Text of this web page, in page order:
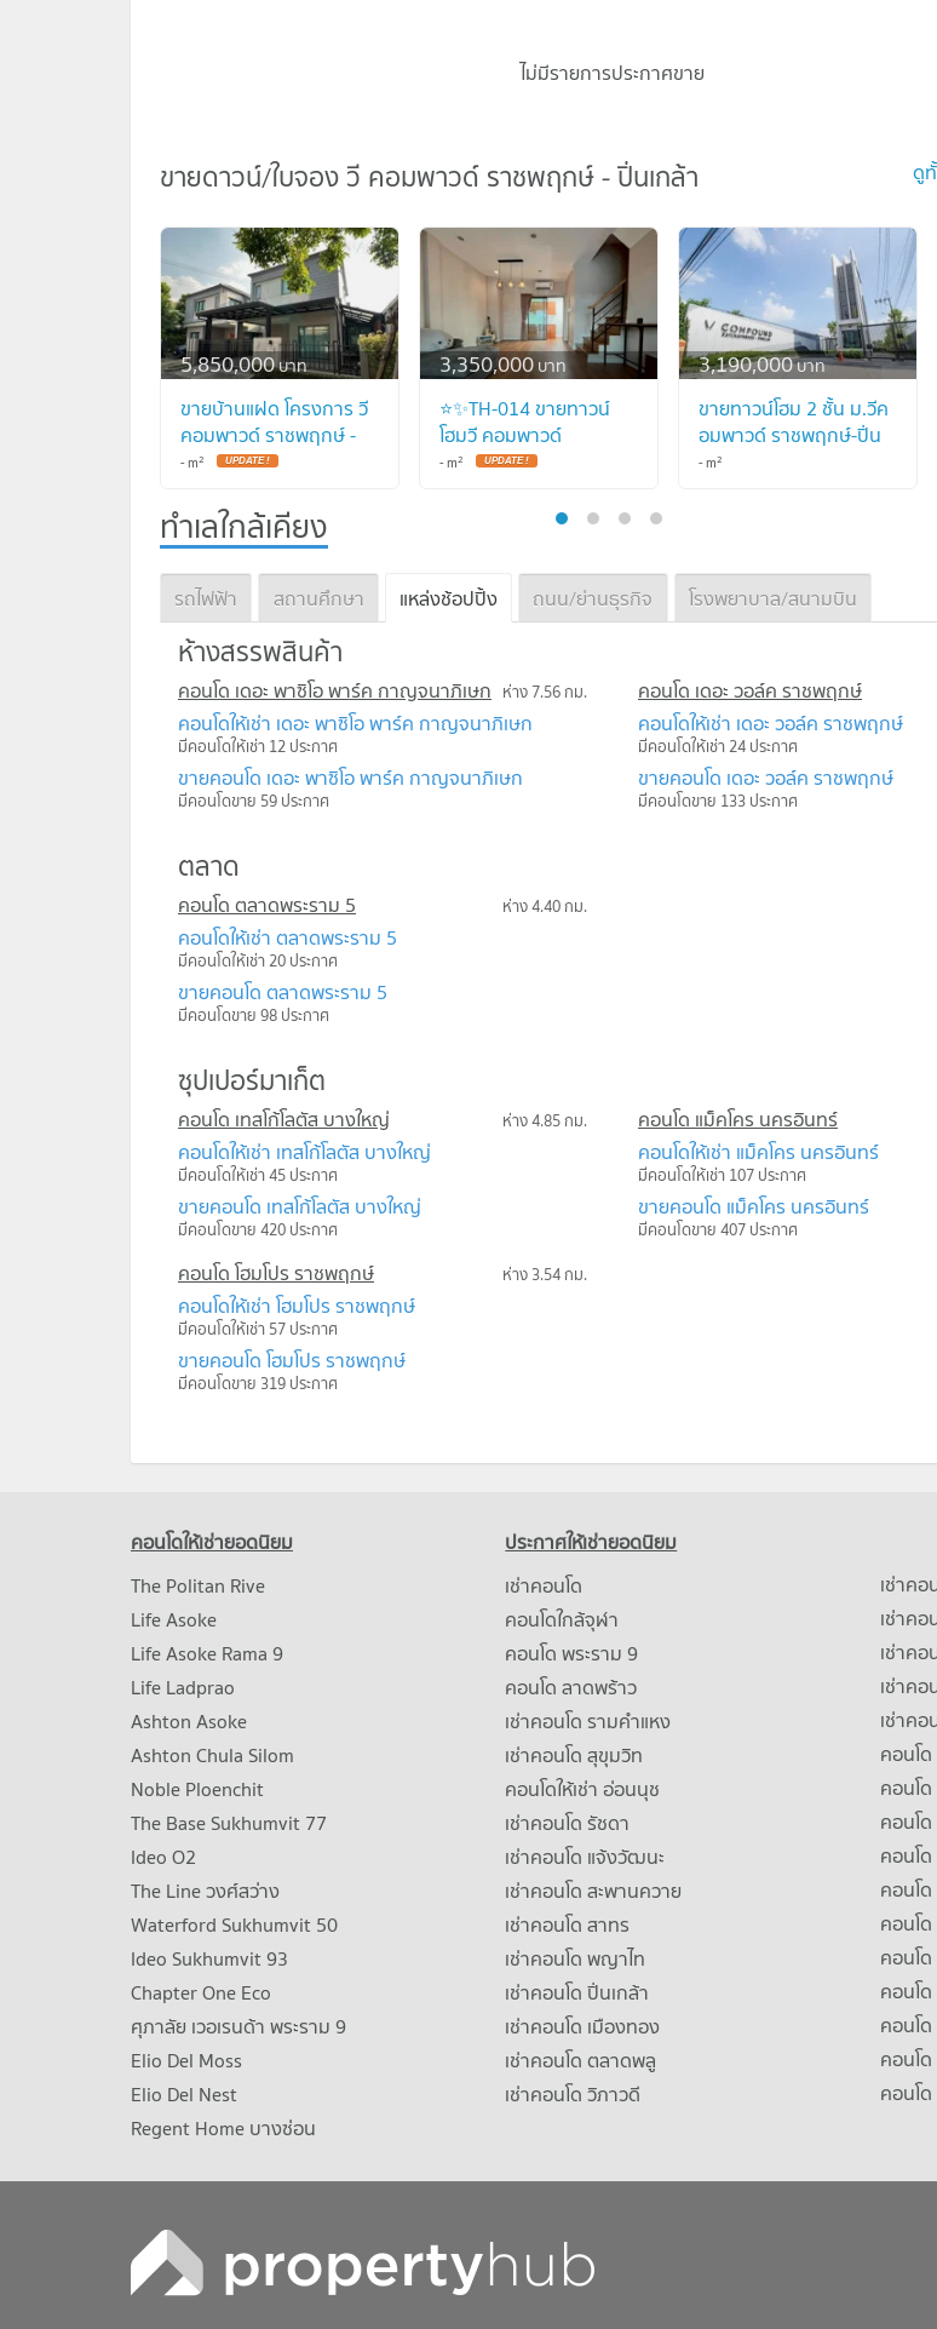
ไม่มีรายการประกาศขาย
ขายดาวน์/ใบจอง วี คอมพาวด์ ราชพฤกษ์ - ปิ่นเกล้า ดู
5,850,000บาท
ขายบ้านแฝด โครงการ วี
คอมพาวด์ ราชพฤกษ์ -
ปิ่นเกล้า 2 ชั้น 2 ห้องนอน
-m2
3,350,000บาท
⭐✨TH-014 ขายทาวน์
โฮมวี คอมพาวด์
ราชพฤกษ์ - ปิ่นเกล้า ( V
Ratchaphruek - Pinklao
-m2
3,190,000บาท
ขายทาวน์โฮม 2 ชั้น ม.วีค
อมพาวด์ ราชพฤกษ์-ปิ่น
เกล้า พร้อมอยู่
-m2
ทำเลใกล้เคียง
รถไฟฟ้า สถานศึกษา แหล่งช้อปปิ้ง ถนน/ย่านธุรกิจ โรงพยาบาล/สนามบิน
ห้างสรรพสินค้า
คอนโด เดอะ พาซิโอ พาร์ค กาญจนาภิเษก ห่าง 7.56 กม.
คอนโดให้เช่า เดอะ พาซิโอ พาร์ค กาญจนาภิเษก
มีคอนโดให้เช่า 12 ประกาศ
ขายคอนโด เดอะ พาซิโอ พาร์ค กาญจนาภิเษก
มีคอนโดขาย 59 ประกาศ
คอนโด เดอะ วอล์ค ราชพฤกษ์
คอนโดให้เช่า เดอะ วอล์ค ราชพฤกษ์
มีคอนโดให้เช่า 24 ประกาศ
ขายคอนโด เดอะ วอล์ค ราชพฤกษ์
มีคอนโดขาย 133 ประกาศ
ตลาด
คอนโด ตลาดพระราม 5 ห่าง 4.40 กม.
คอนโดให้เช่า ตลาดพระราม 5
มีคอนโดให้เช่า 20 ประกาศ
ขายคอนโด ตลาดพระราม 5
มีคอนโดขาย 98 ประกาศ
ซุปเปอร์มาเก็ต
คอนโด เทสโก้โลตัส บางใหญ่ ห่าง 4.85 กม.
คอนโดให้เช่า เทสโก้โลตัส บางใหญ่
มีคอนโดให้เช่า 45 ประกาศ
ขายคอนโด เทสโก้โลตัส บางใหญ่
มีคอนโดขาย 420 ประกาศ
คอนโด แม็คโคร นครอินทร์
คอนโดให้เช่า แม็คโคร นครอินทร์
มีคอนโดให้เช่า 107 ประกาศ
ขายคอนโด แม็คโคร นครอินทร์
มีคอนโดขาย 407 ประกาศ
คอนโด โฮมโปร ราชพฤกษ์ ห่าง 3.54 กม.
คอนโดให้เช่า โฮมโปร ราชพฤกษ์
มีคอนโดให้เช่า 57 ประกาศ
ขายคอนโด โฮมโปร ราชพฤกษ์
มีคอนโดขาย 319 ประกาศ
คอนโดให้เช่ายอดนิยม
The Politan Rive
Life Asoke
Life Asoke Rama 9
Life Ladprao
Ashton Asoke
Ashton Chula Silom
Noble Ploenchit
The Base Sukhumvit 77
Ideo O2
The Line วงศ์สว่าง
Waterford Sukhumvit 50
Ideo Sukhumvit 93
Chapter One Eco
ศุภาลัย เวอเรนด้า พระราม 9
Elio Del Moss
Elio Del Nest
Regent Home บางซ่อน
ประกาศให้เช่ายอดนิยม
เช่าคอนโด
คอนโดใกล้จุฬา
คอนโด พระราม 9
คอนโด ลาดพร้าว
เช่าคอนโด รามคําแหง
เช่าคอนโด สุขุมวิท
คอนโดให้เช่า อ่อนนุช
เช่าคอนโด รัชดา
เช่าคอนโด แจ้งวัฒนะ
เช่าคอนโด สะพานควาย
เช่าคอนโด สาทร
เช่าคอนโด พญาไท
เช่าคอนโด ปิ่นเกล้า
เช่าคอนโด เมืองทอง
เช่าคอนโด ตลาดพลู
เช่าคอนโด วิภาวดี
เช่าคอ
เช่าคอ
เช่าค
เช่าค
เช่าค
คอนโ
คอนโ
คอนโ
คอนโ
คอนโ
คอนโ
คอนโ
คอนโ
คอนโ
คอนโ
คอนโ